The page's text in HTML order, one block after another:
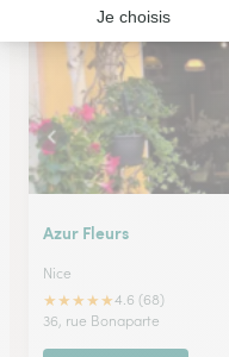
Azur Fleurs
Nice
★★★★★4.6 (68)
36, rue Bonaparte